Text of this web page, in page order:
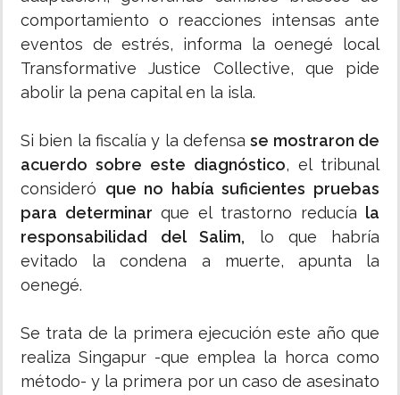
comportamiento o reacciones intensas ante
eventos de estrés, informa la oenegé local
Transformative Justice Collective, que pide
abolir la pena capital en la isla.
Si bien la fiscalía y la defensase mostraron de
acuerdo sobre este diagnóstico, el tribunal
consideró que no había suficientes pruebas
para determinar que el trastorno reducía la
responsabilidad del Salim, lo que habría
evitado la condena a muerte, apunta la
oenegé.
Se trata de la primera ejecución este año que
realiza Singapur -que emplea la horca como
método- y la primera por un caso de asesinato